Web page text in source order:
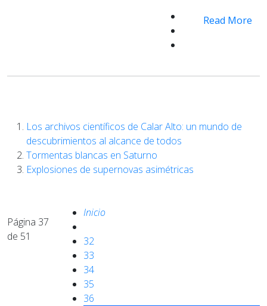
Read More
Los archivos científicos de Calar Alto: un mundo de
descubrimientos al alcance de todos
Tormentas blancas en Saturno
Explosiones de supernovas asimétricas
Página 37
de 51
Inicio
32
33
34
35
36